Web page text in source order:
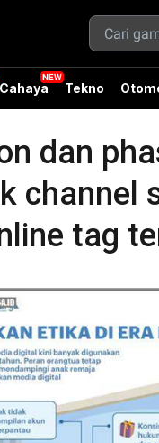
Cahaya Tekno
dan
channel
tag